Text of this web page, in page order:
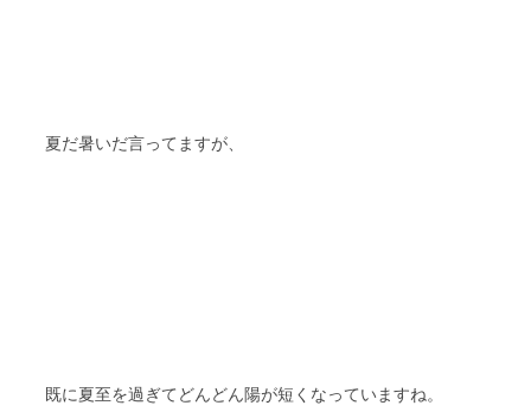
夏だ暑いだ言ってますが、
既に夏至を過ぎてどんどん陽が短くなっていますね。